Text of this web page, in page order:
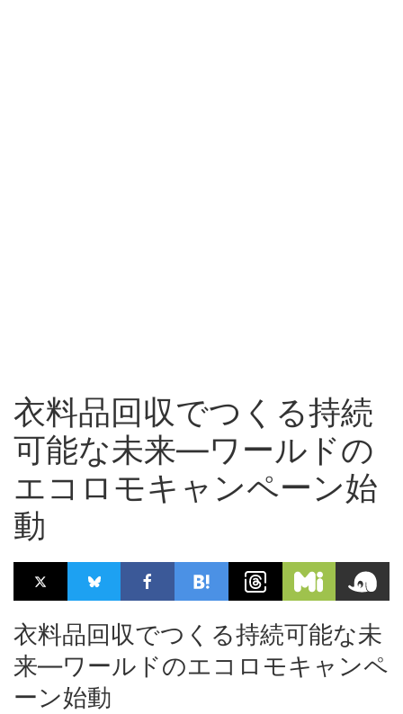
衣料品回収でつくる持続
可能な未来—ワールドの
エコロモキャンペーン始
動
衣料品回収でつくる持続可能な未
来—ワールドのエコロモキャンペ
ーン始動